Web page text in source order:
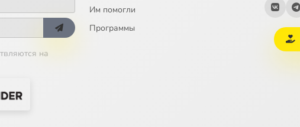
на
Им помогли
Программы